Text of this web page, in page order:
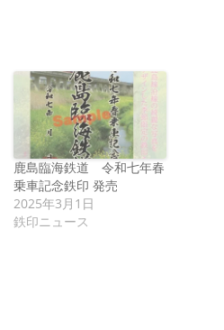
鹿島臨海鉄道 令和七年春
乗車記念鉄印 発売
2025年3月1日
鉄印ニュース